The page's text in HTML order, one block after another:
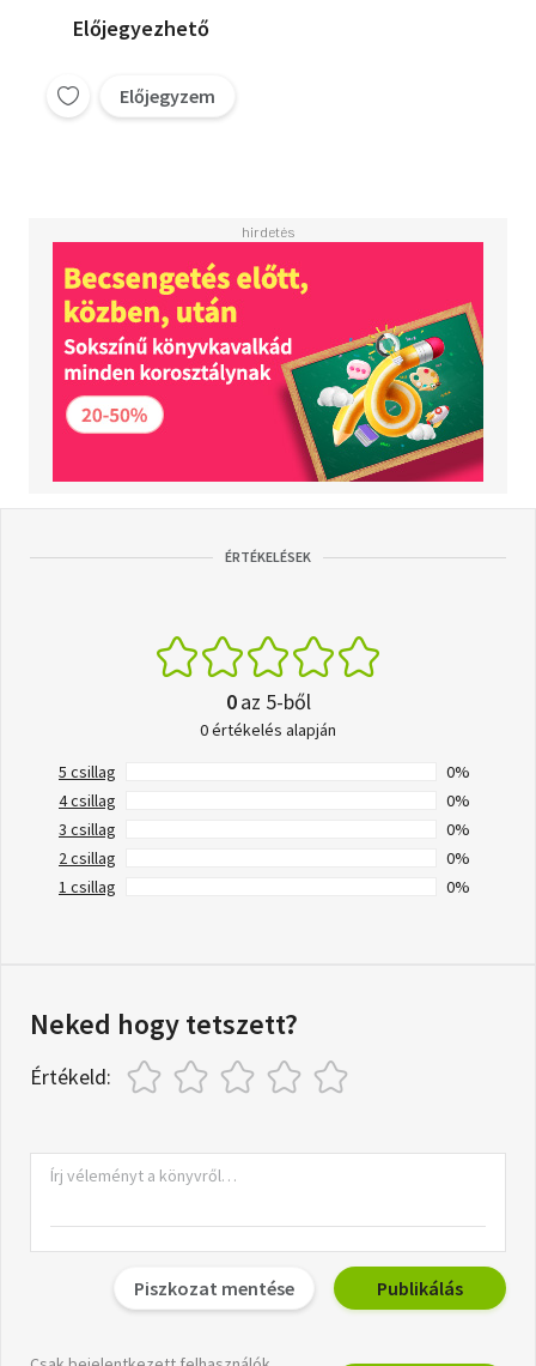
Előjegyezhető
Előjegyzem
ÉRTÉKELÉSEK
0az 5-ből
0 értékelés alapján
5 csillag
0%
4 csillag
0%
3 csillag
0%
2 csillag
0%
1 csillag
0%
Neked hogy tetszett?
Értékeld:
Piszkozat mentése Publikálás